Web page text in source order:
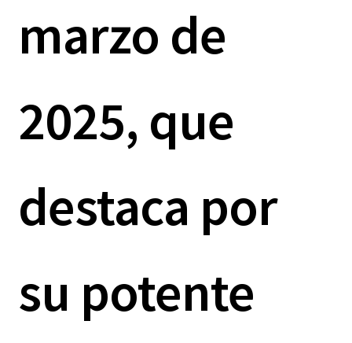
marzo de
2025, que
destaca por
su potente